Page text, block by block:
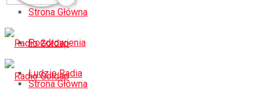
Strona Główna
Pozdrowienia
Ludzie Radia
Strona Główna